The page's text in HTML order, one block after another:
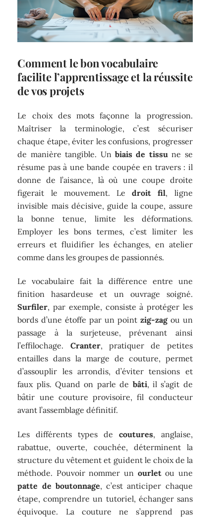
Comment le bon vocabulaire
facilite l’apprentissage et la réussite
de vos projets
Le choix des mots façonne la progression.
Maîtriser la terminologie, c’est sécuriser
chaque étape, éviter les confusions, progresser
de manière tangible. Un biais de tissu ne se
résume pas à une bande coupée en travers : il
donne de l’aisance, là où une coupe droite
figerait le mouvement. Ledroit fil, ligne
invisible mais décisive, guide la coupe, assure
la bonne tenue, limite les déformations.
Employer les bons termes, c’est limiter les
erreurs et fluidifier les échanges, en atelier
comme dans les groupes de passionnés.
Le vocabulaire fait la différence entre une
finition hasardeuse et un ouvrage soigné.
Surfiler, par exemple, consiste à protéger les
bords d’une étoffe par un point zig-zagou un
passage à la surjeteuse, prévenant ainsi
l’effilochage. Cranter, pratiquer de petites
entailles dans la marge de couture, permet
d’assouplir les arrondis, d’éviter tensions et
faux plis. Quand on parle de bâti, il s’agit de
bâtir une couture provisoire, fil conducteur
avant l’assemblage définitif.
Les différents types de coutures, anglaise,
rabattue, ouverte, couchée, déterminent la
structure du vêtement et guident le choix de la
méthode. Pouvoir nommer un ourletou une
patte de boutonnage, c’est anticiper chaque
étape, comprendre un tutoriel, échanger sans
équivoque. La couture ne s’apprend pas